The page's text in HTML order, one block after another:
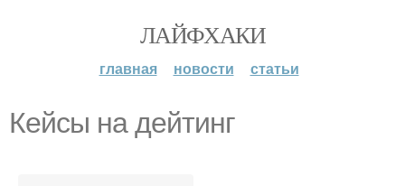
ЛАЙФХАКИ
главная новости статьи
Кейсы на дейтинг